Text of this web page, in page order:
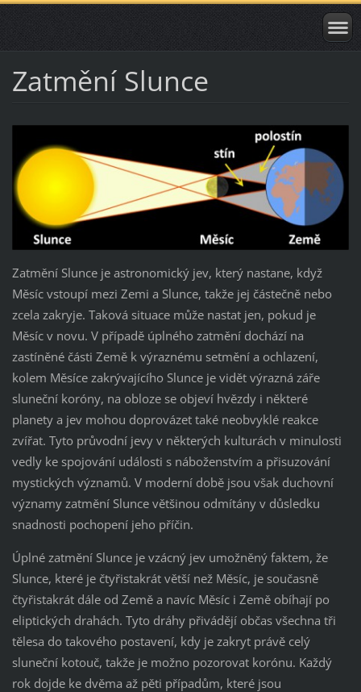
Zatmění Slunce
Zatmění Slunce je astronomický jev, který nastane, když
Měsíc vstoupí mezi Zemi a Slunce, takže jej částečně nebo
zcela zakryje. Taková situace může nastat jen, pokud je
Měsíc v novu. V případě úplného zatmění dochází na
zastíněné části Země k výraznému setmění a ochlazení,
kolem Měsíce zakrývajícího Slunce je vidět výrazná záře
sluneční koróny, na obloze se objeví hvězdy i některé
planety a jev mohou doprovázet také neobvyklé reakce
zvířat. Tyto průvodní jevy v některých kulturách v minulosti
vedly ke spojování události s náboženstvím a přisuzování
mystických významů. V moderní době jsou však duchovní
významy zatmění Slunce většinou odmítány v důsledku
snadnosti pochopení jeho příčin.
Úplné zatmění Slunce je vzácný jev umožněný faktem, že
Slunce, které je čtyřistakrát větší než Měsíc, je současně
čtyřistakrát dále od Země a navíc Měsíc i Země obíhají po
eliptických drahách. Tyto dráhy přivádějí občas všechna tři
tělesa do takového postavení, kdy je zakryt právě celý
sluneční kotouč, takže je možno pozorovat korónu. Každý
rok dojde ke dvěma až pěti případům, které jsou